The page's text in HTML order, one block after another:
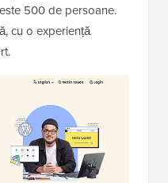
500 de persoane.
cu o experiență